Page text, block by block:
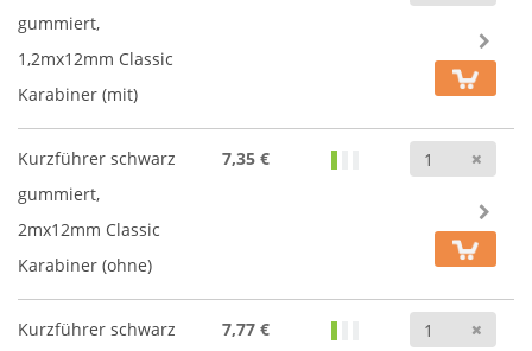
gummiert,
1,2mx12mm Classic
Karabiner (mit)
Kurzführer schwarz
gummiert,
2mx12mm Classic
Karabiner (ohne)
7,35 €
Kurzführer schwarz
7,77 €